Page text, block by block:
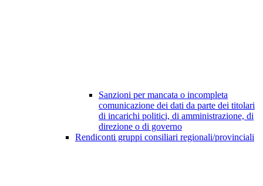
Sanzioni per mancata o incompleta
comunicazione dei dati da parte dei titolari
di incarichi politici, di amministrazione, di
direzione o di governo
Rendiconti gruppi consiliari regionali/provinciali